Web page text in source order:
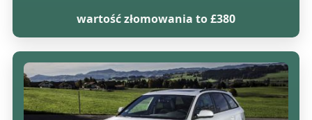
wartość złomowania to £380